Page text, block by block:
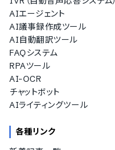
AIエージェント
AI議事録作成ツール
AI自動翻訳ツール
FAQシステム
RPAツール
AI-OCR
チャットボット
AIライティングツール
各種リンク